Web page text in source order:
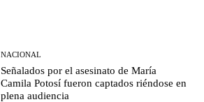
NACIONAL
Señalados por el asesinato de María
Camila Potosí fueron captados riéndose en
plena audiencia